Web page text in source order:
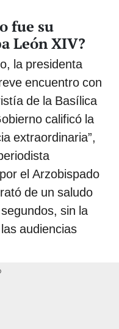
fue su
León XIV?
la presidenta
encuentro con
de la Basílica
calificó la
extraordinaria”,
el Arzobispado
de un saludo
sin la
audiencias